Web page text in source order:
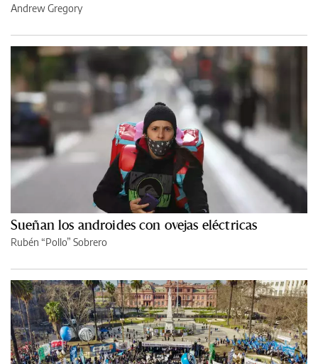
Andrew Gregory
Sueñan los androides con ovejas eléctricas
Rubén “Pollo” Sobrero